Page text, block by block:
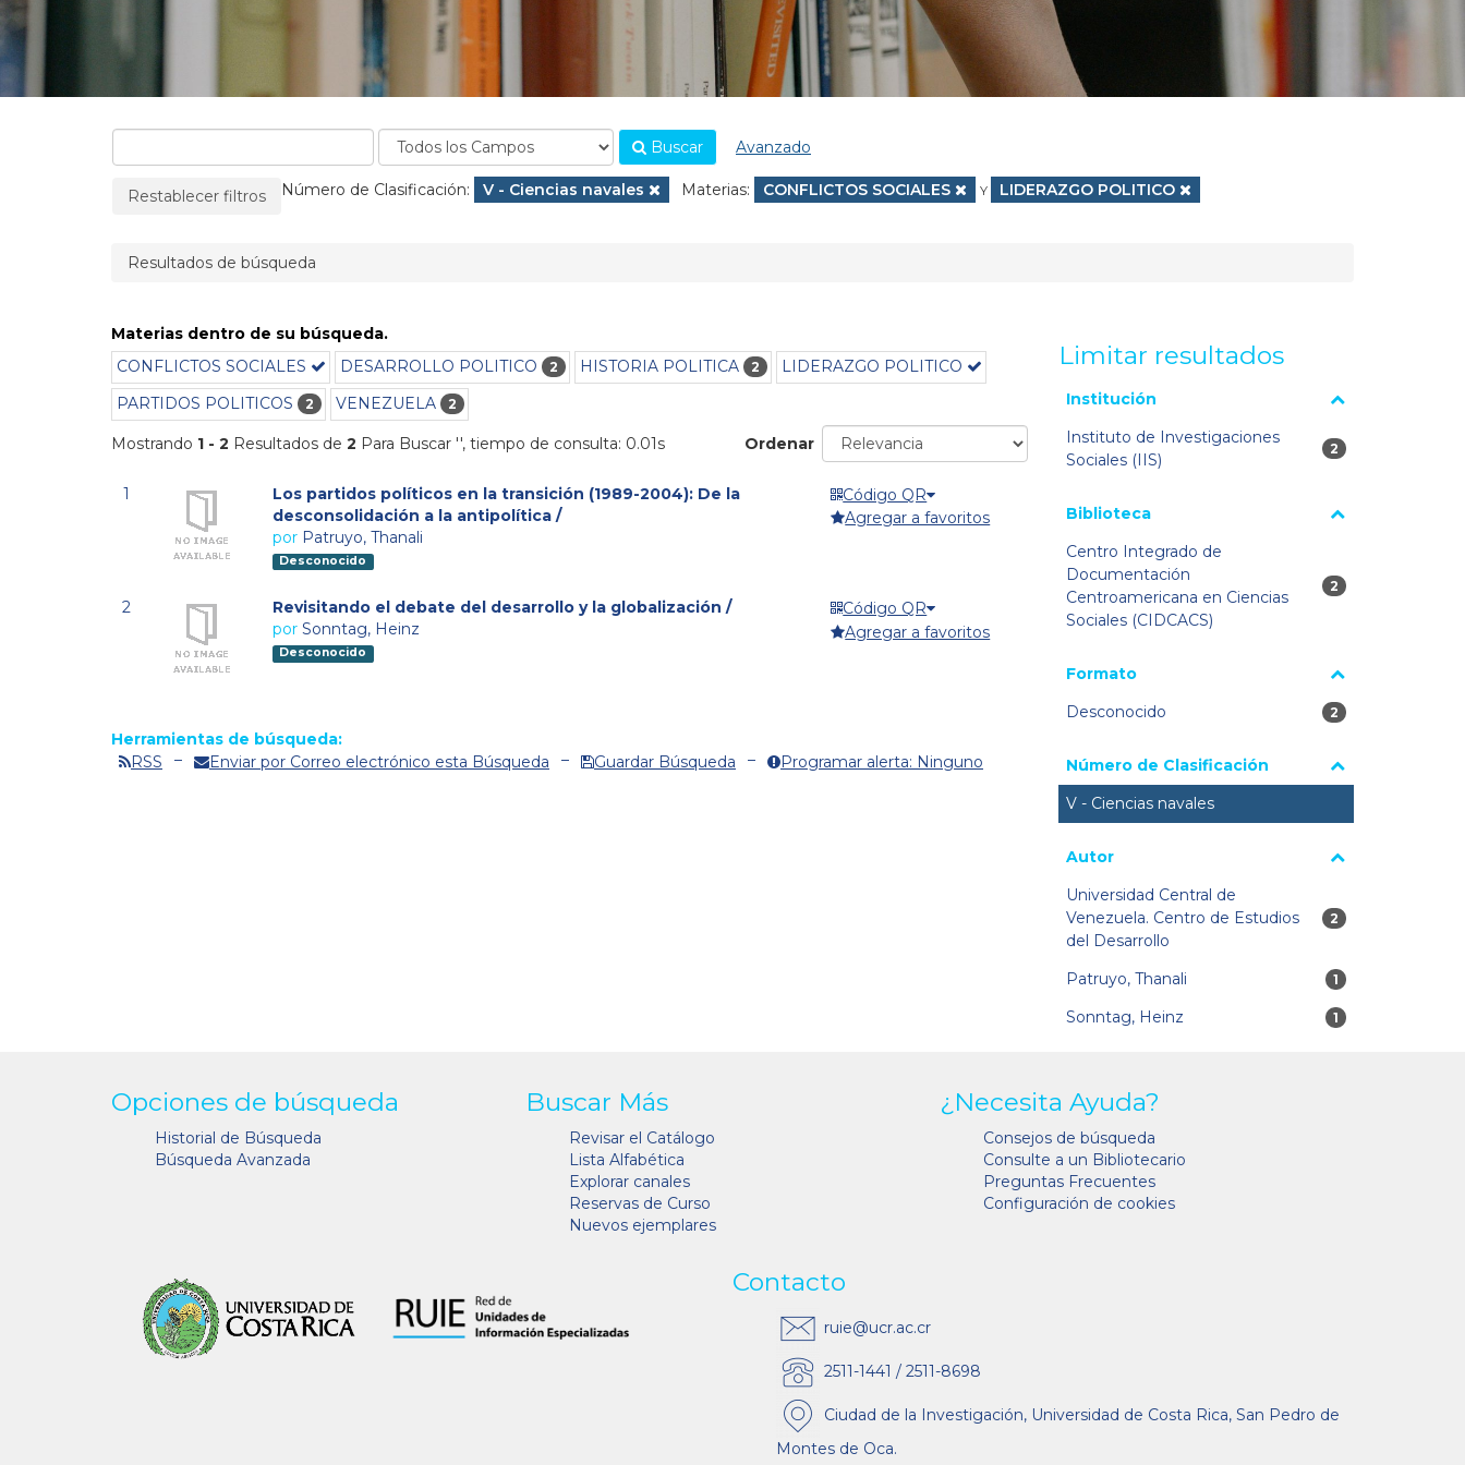
Buscar
Avanzado
La página se recargará cuando se elimine un filtro.
Restablecer filtros Filtros aplicados:
Número de Clasificación: Eliminar filtro
V - Ciencias navales Materias: Eliminar filtro
CONFLICTOS SOCIALES Y Eliminar filtro
LIDERAZGO POLITICO
Resultados de búsqueda
Materias dentro de su búsqueda.
CONFLICTOS SOCIALES
DESARROLLO POLITICO 2 HISTORIA POLITICA 2
LIDERAZGO POLITICO
PARTIDOS POLITICOS
2 VENEZUELA 2
Mostrando 1 - 2 Resultados de 2 Para Buscar '', tiempo de consulta: 0.01s Ordenar
1
Los partidos políticos en la transición (1989-2004): De la
desconsolidación a la antipolítica /
por Patruyo, Thanali
Desconocido
Código QR
Agregar a favoritos
2
Revisitando el debate del desarrollo y la globalización /
por Sonntag, Heinz
Desconocido
Código QR
Agregar a favoritos
Herramientas de búsqueda:
RSS
Enviar por Correo electrónico esta Búsqueda Guardar Búsqueda Programar alerta: Ninguno
Limitar resultados
La página se volverá a cargar cuando se seleccione o
Institución
Instituto de Investigaciones
Sociales (IIS)
2 resultados
2
Biblioteca
Centro Integrado de
Documentación
Centroamericana en Ciencias
Sociales (CIDCACS)
2 resultados
2
Formato
Desconocido
2 resultados
2
Número de Clasificación
V - Ciencias navales
Autor
Universidad Central de
Venezuela. Centro de Estudios
del Desarrollo
2 resultados
2
Patruyo, Thanali 1 resultados
1
Sonntag, Heinz 1 resultados
1
Opciones de búsqueda
Historial de Búsqueda
Búsqueda Avanzada
Buscar Más
Revisar el Catálogo
Lista Alfabética
Explorar canales
Reservas de Curso
Nuevos ejemplares
¿Necesita Ayuda?
Consejos de búsqueda
Consulte a un Bibliotecario
Preguntas Frecuentes
Configuración de cookies
Contacto
ruie@ucr.ac.cr
2511-1441 / 2511-8698
Ciudad de la Investigación, Universidad de Costa Rica, San Pedro de
Montes de Oca.